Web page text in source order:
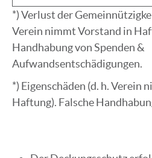
*) Verlust der
Verein nimmt Vorstand in
Handhabung von Spenden &
Aufwandsentschädigungen.
*) Eigenschäden (d. h. Verein
Haftung). Falsche